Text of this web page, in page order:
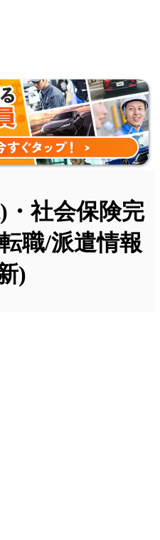
社会保険完
職/派遣情報
)